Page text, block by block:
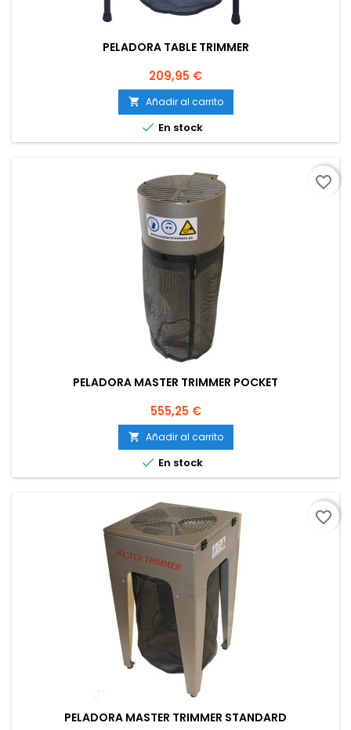
PELADORA TABLE TRIMMER
Precio
209,95 €
 Añadir al carrito
 En stock
PELADORA MASTER TRIMMER POCKET
Precio
555,25 €
 Añadir al carrito
 En stock
favorite_border
PELADORA MASTER TRIMMER STANDARD
favorite_border